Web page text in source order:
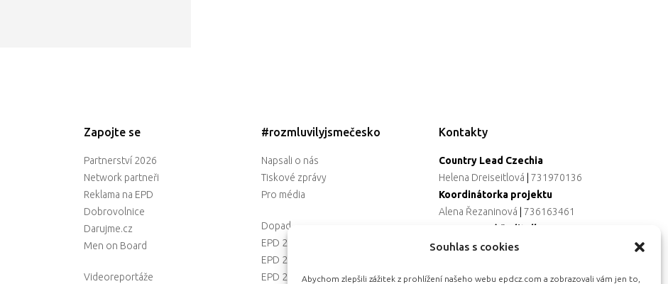
Souhlas s cookies
Abychom zlepšili zážitek z prohlížení našeho webu epdcz.com a zobrazovali vám jen to,
Zapojte se
Partnerství 2026
Network partneři
Reklama na EPD
Dobrovolnice
Darujme.cz
Men on Board
Videoreportáže
#rozmluvilyjsmečesko
Napsali o nás
Tiskové zprávy
Pro média
Dopad
EPD 2025
EPD 2024
EPD 2023
Kontakty
Country Lead Czechia
Helena Dreiseitlová |731970136
Koordinátorka projektu
Alena Řezaninová |736163461
Programová ředitelka
Jana Černoušková
Eva Primus Kovandová|602646688